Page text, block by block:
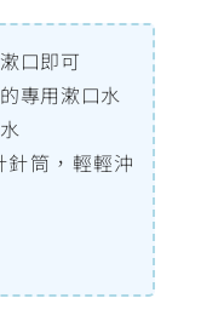
口即可
專用漱口水
筒，輕輕沖